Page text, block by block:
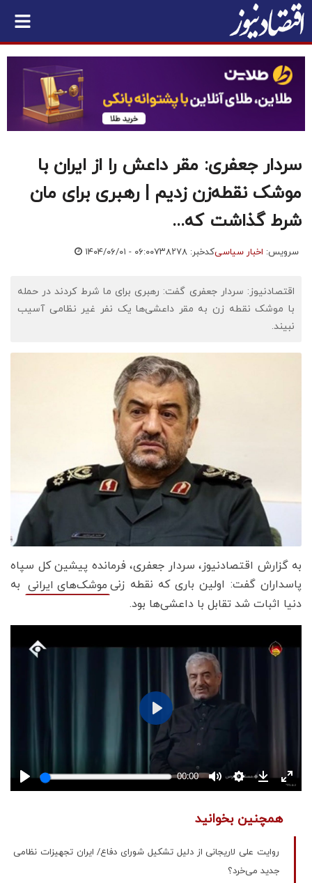
سردار جعفری: مقر داعش را از ایران با
موشک نقطه‌زن زدیم | رهبری برای مان
شرط گذاشت که...
سرویس: اخبار سیاسیکدخبر: ۷۳۸۲۷۸ ۱۴۰۴/۰۶/۰۱ - ۰۶:۰۰
اقتصادنیوز: سردار جعفری گفت: رهبری برای ما شرط کردند در حمله
با موشک نقطه زن به مقر داعشی‌ها یک نفر غیر نظامی آسیب
نبیند.
به گزارش اقتصادنیوز، سردار جعفری، فرمانده پیشین کل سپاه
پاسداران گفت: اولین باری که نقطه زنی موشک‌های ایرانی به
دنیا اثبات شد تقابل با داعشی‌ها بود.
همچنین بخوانید
روایت علی لاریجانی از دلیل تشکیل شورای دفاع/ ایران تجهیزات نظامی
جدید می‌خرد؟